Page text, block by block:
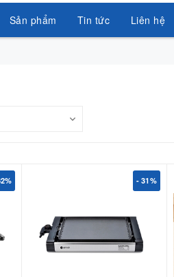
Sản phẩm Tin tức Liên hệ
- 31%